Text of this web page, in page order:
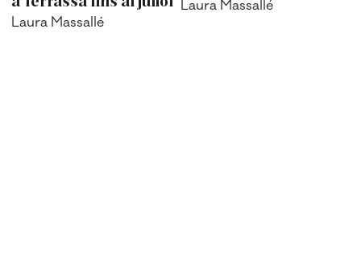
Laura Massallé
Laura Massallé